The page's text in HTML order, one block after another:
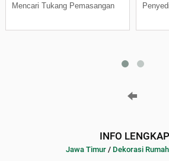
Mencari Tukang Pemasangan
INFO LENGKAP
Jawa Timur / Dekorasi